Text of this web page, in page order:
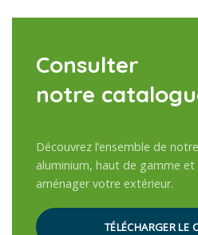
Consulter
notre
Découvrez l’ensemble de
aluminium, haut de gamme
aménager votre extérieur.
TÉLÉCHARGER LE